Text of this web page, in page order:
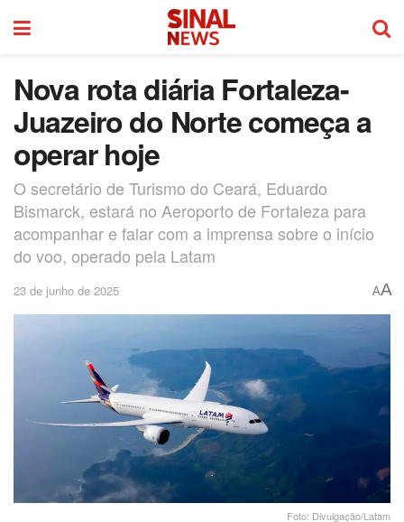
Nova rota diária Fortaleza-
Juazeiro do Norte começa a
operar hoje
O secretário de Turismo do Ceará, Eduardo
Bismarck, estará no Aeroporto de Fortaleza para
acompanhar e falar com a imprensa sobre o início
do voo, operado pela Latam
23 de junho de 2025 AA
Foto: Divulgação/Latam